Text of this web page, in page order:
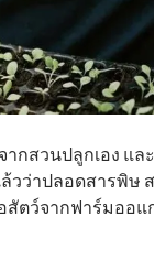
ากสวนปลูกเอง แ
ว่าปลอดสารพิษ
สัตว์จากฟาร์มออ